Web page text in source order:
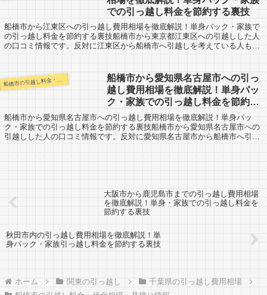
での引っ越し料金を節約する裏技
船橋市から江東区への引っ越し費用相場を徹底解説！単身パック・家族で
の引っ越し料金を節約する裏技船橋市から東京都江東区への引越しした人
の口コミ情報です。反対に江東区から船橋市へ引越しを考えている人も参
船
船橋市から愛知県名古屋市への引っ
越し費用相場を徹底解説！単身パッ
ク・家族での引っ越し料金を節約す
る裏技
船橋市から愛知県名古屋市への引っ越し費用相場を徹底解説！単身パッ
ク・家族での引っ越し料金を節約する裏技船橋市から愛知県名古屋市への
引越しした人の口コミ情報です。反対に愛知県名古屋市から船橋市へ引越
大阪市から鹿児島市までの引っ越し費用相場
を徹底解説！単身・家族での引っ越し料金を
節約する裏技
秋田市内の引っ越し費用相場を徹底解説！単
身パック・家族引っ越し料金を節約する裏技
ホーム 関東の引っ越し
千葉県の引っ越し費用相場